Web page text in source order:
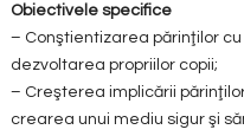
Obiectivele specifice
– Conştientizarea părinţilor
dezvoltarea propriilor copii;
– Creşterea implicării
crearea unui mediu sigur şi